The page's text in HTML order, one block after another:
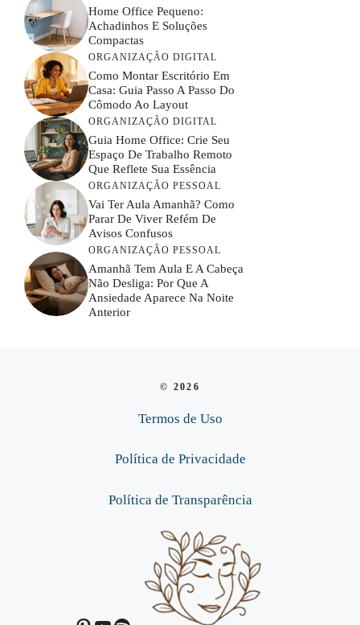
Home Office Pequeno:
Achadinhos E Soluções
Compactas
ORGANIZAÇÃO DIGITAL
Como Montar Escritório Em
Casa: Guia Passo A Passo Do
Cômodo Ao Layout
ORGANIZAÇÃO DIGITAL
Guia Home Office: Crie Seu
Espaço De Trabalho Remoto
Que Reflete Sua Essência
ORGANIZAÇÃO PESSOAL
Vai Ter Aula Amanhã? Como
Parar De Viver Refém De
Avisos Confusos
ORGANIZAÇÃO PESSOAL
Amanhã Tem Aula E A Cabeça
Não Desliga: Por Que A
Ansiedade Aparece Na Noite
Anterior
© 2026
Termos de Uso
Política de Privacidade
Política de Transparência